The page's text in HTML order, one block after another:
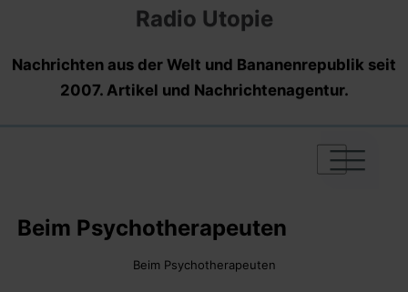
Radio Utopie
Nachrichten aus der Welt und Bananenrepublik seit
2007. Artikel und Nachrichtenagentur.
|
|
|
Beim Psychotherapeuten
Beim Psychotherapeuten